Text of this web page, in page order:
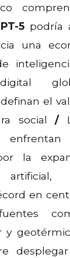
5 podría
una
el
social/
la
artificial,
en
y